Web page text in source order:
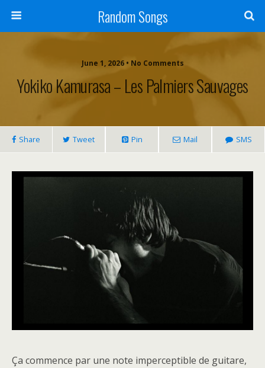
Random Songs
June 1, 2026 • No Comments
Yokiko Kamurasa – Les Palmiers Sauvages
Share Tweet Pin Mail SMS
Ça commence par une note imperceptible de guitare,